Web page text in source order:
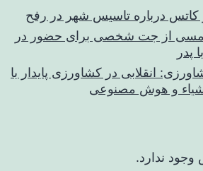
و کاتس درباره تاسیس شهر در رفح
مسی از جت شخصی برای حضور در
پدر
انقلابی در کشاورزی پایدار با
اشیاء و هوش مصنوعی
وجود ندارد.